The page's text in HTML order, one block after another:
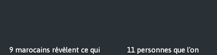
9 marocains révèlent ce qui
11 personnes que l'on